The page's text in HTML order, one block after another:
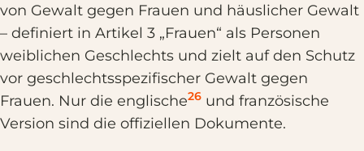
von Gewalt gegen Frauen und häuslicher Gewalt
– definiert in Artikel 3 „Frauen“ als Personen
weiblichen Geschlechts und zielt auf den Schutz
vor geschlechtsspezifischer Gewalt gegen
Frauen. Nur die englische26 und französische
Version sind die offiziellen Dokumente.